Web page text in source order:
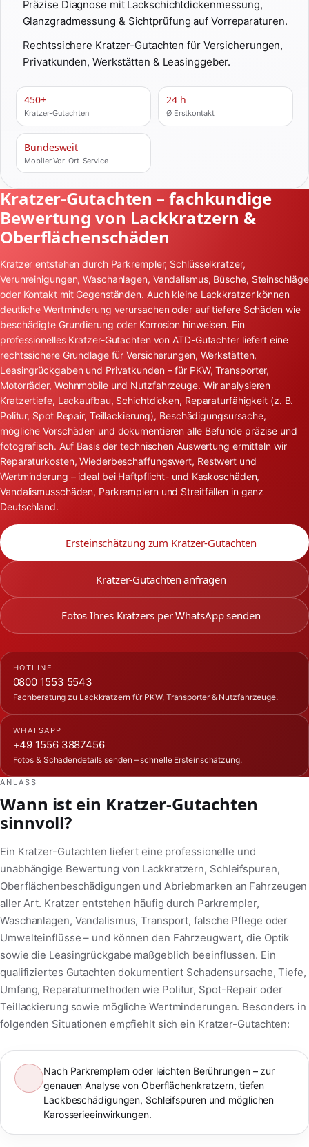
Präzise Diagnose mit Lackschichtdickenmessung,
Glanzgradmessung & Sichtprüfung auf Vorreparaturen.
Rechtssichere Kratzer-Gutachten für Versicherungen,
Privatkunden, Werkstätten & Leasinggeber.
450+
Kratzer-Gutachten
24 h
Ø Erstkontakt
Bundesweit
Mobiler Vor-Ort-Service
Kratzer-Gutachten – fachkundige
Bewertung von Lackkratzern &
Oberflächenschäden
Kratzer entstehen durch Parkrempler, Schlüsselkratzer,
Verunreinigungen, Waschanlagen, Vandalismus, Büsche, Steinschläge
oder Kontakt mit Gegenständen. Auch kleine Lackkratzer können
deutliche Wertminderung verursachen oder auf tiefere Schäden wie
beschädigte Grundierung oder Korrosion hinweisen. Ein
professionelles Kratzer-Gutachten von ATD-Gutachter liefert eine
rechtssichere Grundlage für Versicherungen, Werkstätten,
Leasingrückgaben und Privatkunden – für PKW, Transporter,
Motorräder, Wohnmobile und Nutzfahrzeuge. Wir analysieren
Kratzertiefe, Lackaufbau, Schichtdicken, Reparaturfähigkeit (z. B.
Politur, Spot Repair, Teillackierung), Beschädigungsursache,
mögliche Vorschäden und dokumentieren alle Befunde präzise und
fotografisch. Auf Basis der technischen Auswertung ermitteln wir
Reparaturkosten, Wiederbeschaffungswert, Restwert und
Wertminderung – ideal bei Haftpflicht- und Kaskoschäden,
Vandalismusschäden, Parkremplern und Streitfällen in ganz
Deutschland.
Ersteinschätzung zum Kratzer-Gutachten
Kratzer-Gutachten anfragen
Fotos Ihres Kratzers per WhatsApp senden
HOTLINE
0800 1553 5543
Fachberatung zu Lackkratzern für PKW, Transporter & Nutzfahrzeuge.
WHATSAPP
+49 1556 3887456
Fotos & Schadendetails senden – schnelle Ersteinschätzung.
ANLASS
Wann ist ein Kratzer-Gutachten
sinnvoll?
Ein Kratzer-Gutachten liefert eine professionelle und
unabhängige Bewertung von Lackkratzern, Schleifspuren,
Oberflächenbeschädigungen und Abriebmarken an Fahrzeugen
aller Art. Kratzer entstehen häufig durch Parkrempler,
Waschanlagen, Vandalismus, Transport, falsche Pflege oder
Umwelteinflüsse – und können den Fahrzeugwert, die Optik
sowie die Leasingrückgabe maßgeblich beeinflussen. Ein
qualifiziertes Gutachten dokumentiert Schadensursache, Tiefe,
Umfang, Reparaturmethoden wie Politur, Spot-Repair oder
Teillackierung sowie mögliche Wertminderungen. Besonders in
folgenden Situationen empfiehlt sich ein Kratzer-Gutachten:
Nach Parkremplern oder leichten Berührungen – zur
genauen Analyse von Oberflächenkratzern, tiefen
Lackbeschädigungen, Schleifspuren und möglichen
Karosserieeinwirkungen.